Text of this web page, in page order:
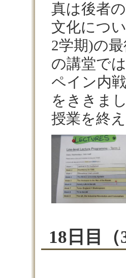
真は後者
文化につ
2学期)の
の講堂で
ペイン内
をききま
授業を終
18日目